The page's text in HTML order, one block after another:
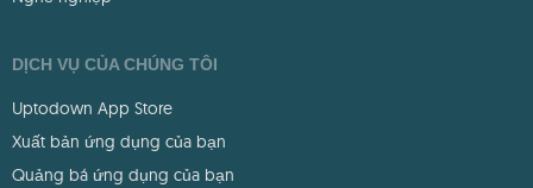
DỊCH VỤ CỦA CHÚNG TÔI
Uptodown App Store
Xuất bản ứng dụng của bạn
Quảng bá ứng dụng của bạn